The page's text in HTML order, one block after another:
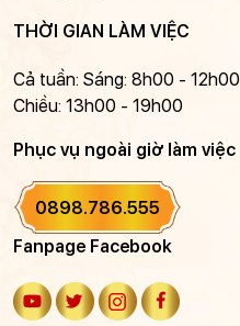
THỜI GIAN LÀM VIỆC
Cả tuần: Sáng: 8h00 - 12h00
Chiều: 13h00 - 19h00
Phục vụ ngoài giờ làm
0898.786.555
Fanpage Facebook